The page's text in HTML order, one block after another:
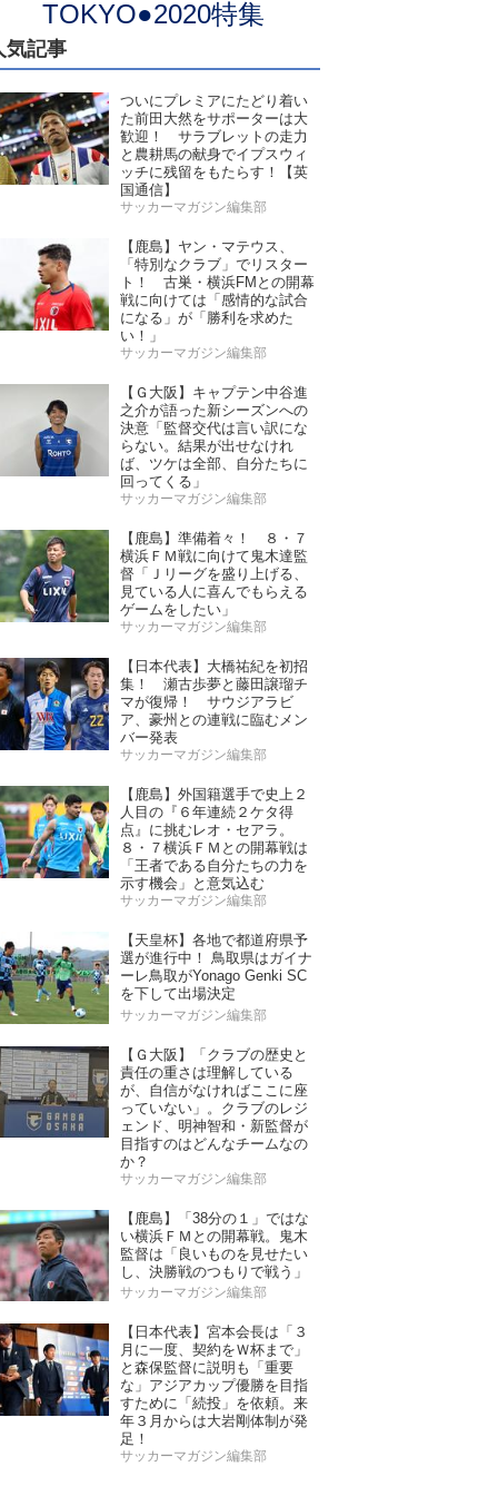
TOKYO●2020特集
気記事
ついにプレミアにたどり着い
た前田大然をサポーターは大
歓迎！ サラブレットの走力
と農耕馬の献身でイプスウィ
ッチに残留をもたらす！【英
国通信】
サッカーマガジン編集部
【鹿島】ヤン・マテウス、
「特別なクラブ」でリスター
ト！ 古巣・横浜FMとの開幕
戦に向けては「感情的な試合
になる」が「勝利を求めた
い！」
サッカーマガジン編集部
【Ｇ大阪】キャプテン中谷進
之介が語った新シーズンへの
決意「監督交代は言い訳にな
らない。結果が出せなけれ
ば、ツケは全部、自分たちに
回ってくる」
サッカーマガジン編集部
【鹿島】準備着々！ ８・７
横浜ＦＭ戦に向けて鬼木達監
督「Ｊリーグを盛り上げる、
見ている人に喜んでもらえる
ゲームをしたい」
サッカーマガジン編集部
【日本代表】大橋祐紀を初招
集！ 瀬古歩夢と藤田譲瑠チ
マが復帰！ サウジアラビ
ア、豪州との連戦に臨むメン
バー発表
サッカーマガジン編集部
【鹿島】外国籍選手で史上２
人目の『６年連続２ケタ得
点』に挑むレオ・セアラ。
８・７横浜ＦＭとの開幕戦は
「王者である自分たちの力を
示す機会」と意気込む
サッカーマガジン編集部
【天皇杯】各地で都道府県予
選が進行中！ 鳥取県はガイナ
ーレ鳥取がYonago Genki SC
を下して出場決定
サッカーマガジン編集部
【Ｇ大阪】「クラブの歴史と
責任の重さは理解している
が、自信がなければここに座
っていない」。クラブのレジ
ェンド、明神智和・新監督が
目指すのはどんなチームなの
か？
サッカーマガジン編集部
【鹿島】「38分の１」ではな
い横浜ＦＭとの開幕戦。鬼木
監督は「良いものを見せたい
し、決勝戦のつもりで戦う」
サッカーマガジン編集部
【日本代表】宮本会長は「３
月に一度、契約をＷ杯まで」
と森保監督に説明も「重要
な」アジアカップ優勝を目指
すために「続投」を依頼。来
年３月からは大岩剛体制が発
足！
サッカーマガジン編集部